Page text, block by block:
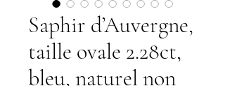
Saphir d’Auvergne,
taille ovale 2.28ct,
bleu, naturel non